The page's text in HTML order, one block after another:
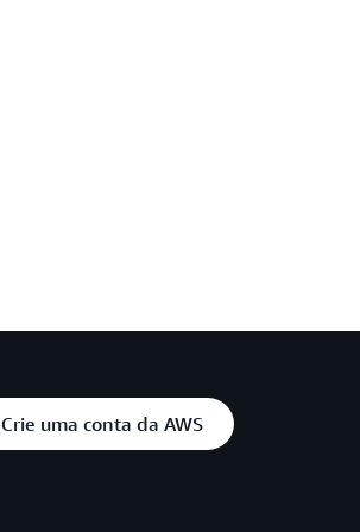
Crie uma conta da AWS